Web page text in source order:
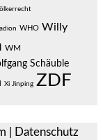
WHO Willy
WM
Schäuble
Xi Jinping ZDF
Datenschutz